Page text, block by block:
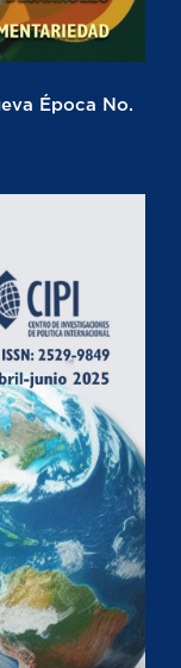
Época No.